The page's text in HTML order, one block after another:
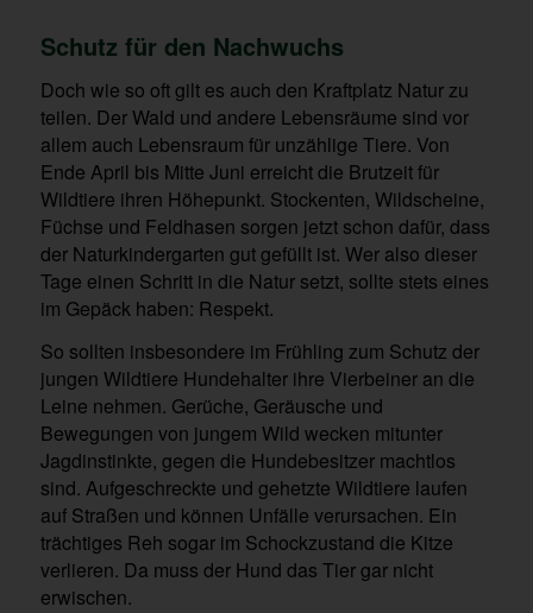
Schutz für den Nachwuchs
Doch wie so oft gilt es auch den Kraftplatz Natur zu
teilen. Der Wald und andere Lebensräume sind vor
allem auch Lebensraum für unzählige Tiere. Von
Ende April bis Mitte Juni erreicht die Brutzeit für
Wildtiere ihren Höhepunkt. Stockenten, Wildscheine,
Füchse und Feldhasen sorgen jetzt schon dafür, dass
der Naturkindergarten gut gefüllt ist. Wer also dieser
Tage einen Schritt in die Natur setzt, sollte stets eines
im Gepäck haben: Respekt.
So sollten insbesondere im Frühling zum Schutz der
jungen Wildtiere Hundehalter ihre Vierbeiner an die
Leine nehmen. Gerüche, Geräusche und
Bewegungen von jungem Wild wecken mitunter
Jagdinstinkte, gegen die Hundebesitzer machtlos
sind. Aufgeschreckte und gehetzte Wildtiere laufen
auf Straßen und können Unfälle verursachen. Ein
trächtiges Reh sogar im Schockzustand die Kitze
verlieren. Da muss der Hund das Tier gar nicht
erwischen.